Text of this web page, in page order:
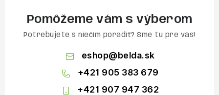
Pomôžeme vám s výberom
Potrebujete s niečím poradiť? Sme tu pre vás!
eshop@belda.sk
+421 905 383 679
+421 907 947 362